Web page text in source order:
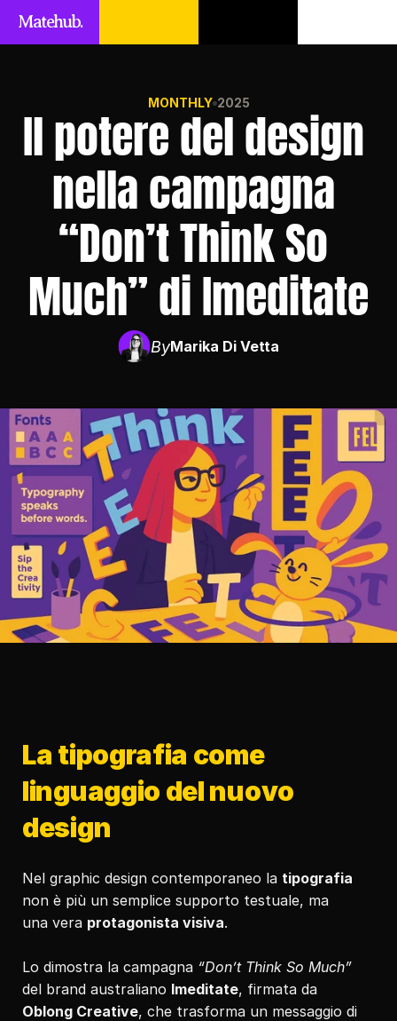
MONTHLY 2025
Il potere del design
nella campagna
“Don’t Think So
Much” di Imeditate
ByMarika Di Vetta
La tipografia come
linguaggio del nuovo
design
Nel graphic design contemporaneo la tipografia
non è più un semplice supporto testuale, ma
una vera protagonista visiva.
Lo dimostra la campagna “Don’t Think So Much”
del brand australiano Imeditate
Oblong Creative, che trasforma un messaggio di
Matehub.